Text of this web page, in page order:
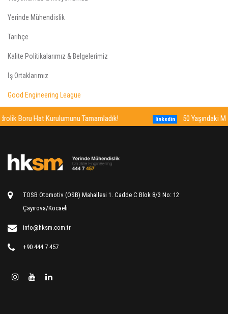
Yerinde Mühendislik
Tarihçe
Kalite Politikalarımız & Belgelerimiz
İş Ortaklarımız
Good Engineering League
linkedin
50 Yaşındaki Metro İstanbul Vagon Tamir Tezgahının Bakımını
TOSB Otomotiv (OSB) Mahallesi 1. Cadde C Blok 8/3 No: 12
Çayırova/Kocaeli
info@hksm.com.tr
+90 444 7 457